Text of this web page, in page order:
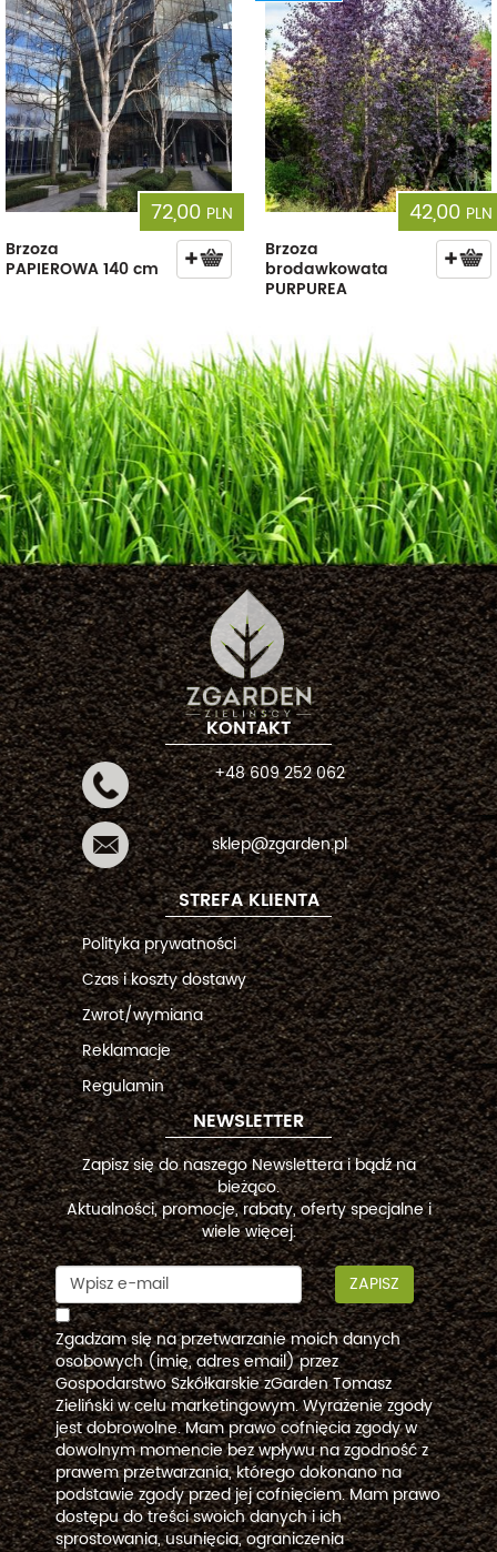
72,00 PLN
Brzoza
PAPIEROWA 140 cm
42,00 PLN
Brzoza
brodawkowata
PURPUREA
KONTAKT
+48 609 252 062
sklep@zgarden.pl
STREFA KLIENTA
Polityka prywatności
Czas i koszty dostawy
Zwrot/wymiana
Reklamacje
Regulamin
NEWSLETTER
Zapisz się do naszego Newslettera i bądź na
bieżąco.
Aktualności, promocje, rabaty, oferty specjalne i
wiele więcej.
ZAPISZ
Zgadzam się na przetwarzanie moich danych
osobowych (imię, adres email) przez
Gospodarstwo Szkółkarskie zGarden Tomasz
Zieliński w celu marketingowym. Wyrażenie zgody
jest dobrowolne. Mam prawo cofnięcia zgody w
dowolnym momencie bez wpływu na zgodność z
prawem przetwarzania, którego dokonano na
podstawie zgody przed jej cofnięciem. Mam prawo
dostępu do treści swoich danych i ich
sprostowania, usunięcia, ograniczenia